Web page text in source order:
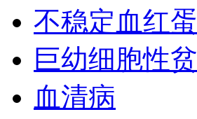
不稳定血红蛋
巨幼细胞性贫
血清病